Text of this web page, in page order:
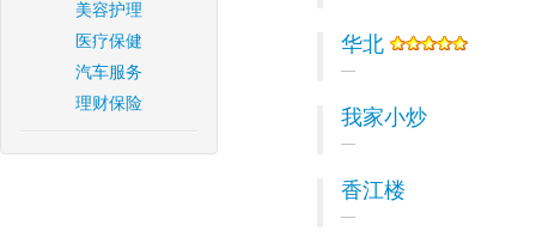
美容护理
医疗保健
汽车服务
理财保险
华北
我家小炒
香江楼